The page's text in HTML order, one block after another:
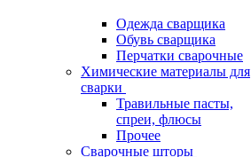
Одежда сварщика
Обувь сварщика
Перчатки сварочные
Химические материалы для
сварки
Травильные пасты,
спреи, флюсы
Прочее
Сварочные шторы